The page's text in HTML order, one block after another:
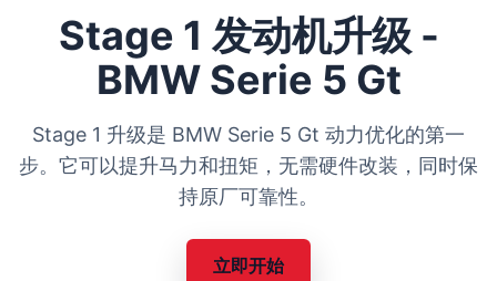
Stage 1 发动机升级 -
BMW Serie 5 Gt
Stage 1 升级是 BMW Serie 5 Gt 动力优化的第一
步。它可以提升马力和扭矩，无需硬件改装，同时保
持原厂可靠性。
立即开始